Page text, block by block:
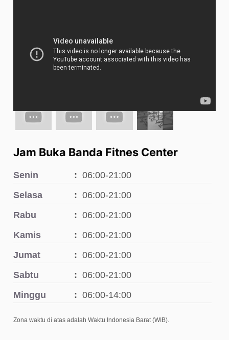
Jam Buka Banda Fitnes Center
Senin
06:00-21:00
Selasa
06:00-21:00
Rabu
06:00-21:00
Kamis
06:00-21:00
Jumat
06:00-21:00
Sabtu
06:00-21:00
Minggu
06:00-14:00
Zona waktu di atas adalah Waktu Indonesia Barat (WIB).